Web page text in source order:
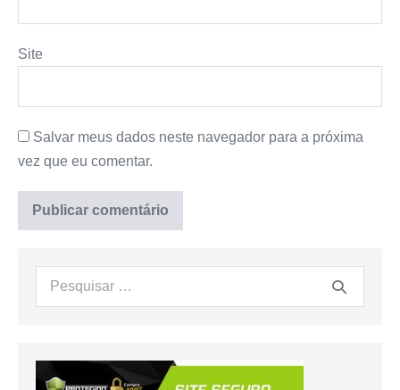
Site
Salvar meus dados neste navegador para a próxima
vez que eu comentar.
Procurar: